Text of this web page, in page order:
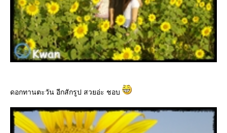
ดอกทานตะวัน อีกสักรูป สวยอ่ะ ชอบ